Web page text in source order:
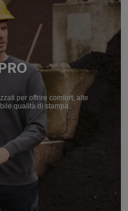
per offrire comfort, alte
qualità di stampa.